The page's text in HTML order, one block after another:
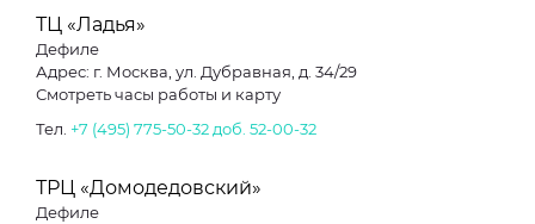
ТЦ «Ладья»
Дефиле
Адрес: г. Москва, ул. Дубравная, д. 34/29
Смотреть часы работы и карту
Тел. +7 (495) 775-50-32 доб. 52-00-32
ТРЦ «Домодедовский»
Дефиле